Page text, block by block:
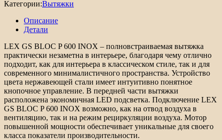
встраиваемая
LEX
GS
BLOC
P
600
INOX
Категории:Вытяжки
Описание
Детали
LEX GS BLOC P 600 INOX – полновстраиваемая вытяжка
практически незаметна в интерьере, благодаря чему отлично
подходит, как для интерьера в классическом стиле, так и для
современного минималистичного пространства. Устройство
цвета нержавеющей стали имеет интуитивно понятное
кнопочное управление. В передней части вытяжки
расположена экономичная LED подсветка. Подключение LEX
GS BLOC P 600 INOX возможно, как на отвод воздуха в
вентиляцию, так и на режим рециркуляции воздуха. Мотор
повышенной мощности обеспечивает уникальные для своего
класса показатели производительности.